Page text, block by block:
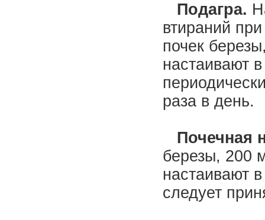
Подагра.
втираний
почек
настаивают
раза в день.
Почечная
березы, 200
настаивают
следует